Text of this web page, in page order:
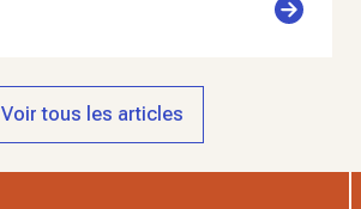
Voir tous les articles